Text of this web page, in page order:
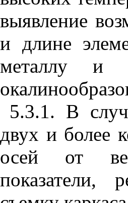
выявление
и длине
металлу и
5.3.1. В
двух и более
осей от
показатели,